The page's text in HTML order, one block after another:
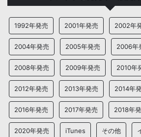
1992年発売 2001年発売 2002年
2004年発売 2005年発売 2006年
2008年発売 2009年発売 2010年
2012年発売 2013年発売 2014年
2016年発売 2017年発売 2018年
2020年発売 iTunes その他